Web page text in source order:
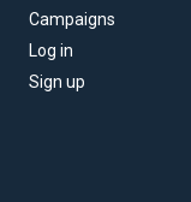
Campaigns
Log in
Sign up